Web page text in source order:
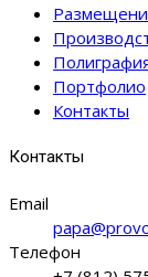
Портфолио
Контакты
Контакты
Email
Телефон